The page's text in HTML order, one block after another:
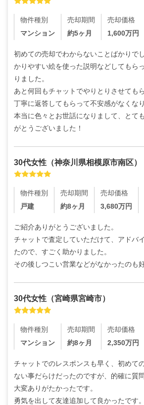
物件種別
マンション
売却期間
約5ヶ月
売却価格
1,600万円
初めての売却でわからないことばかりで
かりやすい絵を使った説明などしてもら
りました。
あと何回もチャットでやりとりさせても
丁寧に返答してもらって不安感がなくなり
本当に色々とお世話になりまして、とて
がとうございました！
30代女性 （神奈川県相模原市南区）
物件種別
戸建
売却期間
約8ヶ月
売却価格
3,680万円
ご紹介ありがとうございました。
チャットで査定していただけて、アドバ
たので、すごく助かりました。
その後しつこい営業などがなかったのも
30代女性 （宮崎県宮崎市）
物件種別
マンション
売却期間
約8ヶ月
売却価格
2,350万円
チャットでのレスポンスも早く、初めて
ない事だらけだったのですが、的確に質
大変ありがたかったです。
勇気を出して友達追加して良かったです